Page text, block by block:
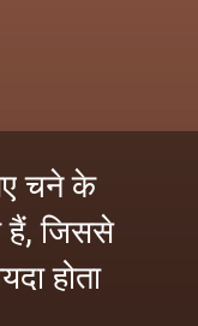
चने के
हैं, जिससे
होता